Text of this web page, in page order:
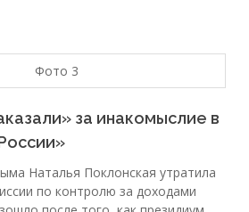
за инакомыслие в
Наталья Поклонская утратила
по контролю за доходами